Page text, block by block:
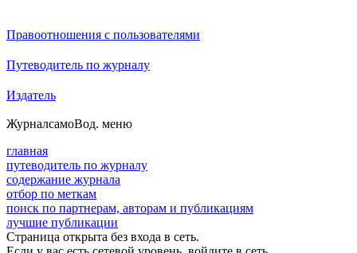
Правоотношения с пользователями
Путеводитель по журналу
Издатель
ЖурналсамоВод. меню
главная
путеводитель по журналу
содержание журнала
отбор по меткам
поиск по партнерам, авторам и публикациям
лучшие публикации
Страница открыта без входа в сеть.